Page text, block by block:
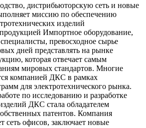
дистрибьюторскую сеть и новые
миссию по обеспечению
изделий
Импортное оборудование,
превосходное сырье
дней представлять на рынке
которая отвечает самым
мировых стандартов. Многие
компанией ДКС в рамках
для электротехнического рынка.
по исследованию и разработке
ДКС стала обладателем
патентов. Компания
сеть офисов, заключает новые